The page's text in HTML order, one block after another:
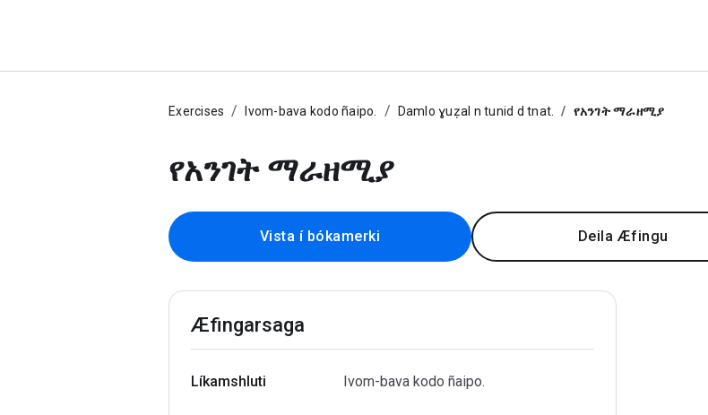
Exercises Ivom-bava kodo ñaipo. Damlo ɣuẓal n tunid d tnat. የአንገት ማራዘሚያ
የአንገት ማራዘሚያ
Vista í bókamerki Deila Æfingu
Æfingarsaga
Líkamshluti Ivom-bava kodo ñaipo.